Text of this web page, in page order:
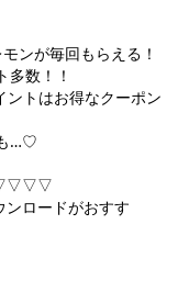
ンが毎回もらえる！
数！！
ントはお得なクーポン
…♡
ンロードがおすす